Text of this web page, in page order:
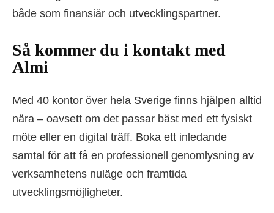
både som finansiär och utvecklingspartner.
Så kommer du i kontakt med
Almi
Med 40 kontor över hela Sverige finns hjälpen alltid
nära – oavsett om det passar bäst med ett fysiskt
möte eller en digital träff. Boka ett inledande
samtal för att få en professionell genomlysning av
verksamhetens nuläge och framtida
utvecklingsmöjligheter.